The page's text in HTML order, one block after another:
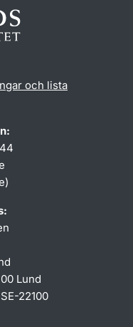
och lista
Lund
22100